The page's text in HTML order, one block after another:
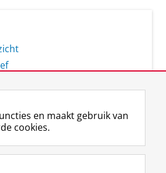
RUG
F
a
L
i
R
S
I
n
Y
o
en maakt gebruik van
cookies.